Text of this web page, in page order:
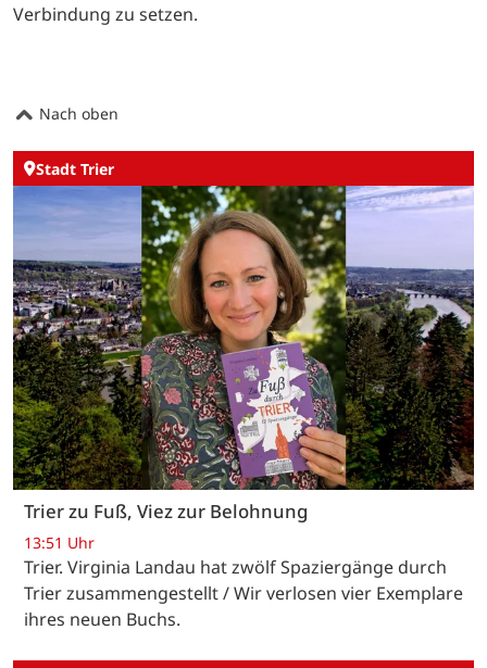
Verbindung zu setzen.
Nach oben
Stadt Trier
Trier zu Fuß, Viez zur Belohnung
13:51 Uhr
Trier. Virginia Landau hat zwölf Spaziergänge durch
Trier zusammengestellt / Wir verlosen vier Exemplare
ihres neuen Buchs.